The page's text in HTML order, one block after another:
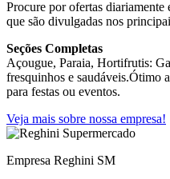
Procure por ofertas diariamente
que são divulgadas nos
Seções Completas
Açougue, Paraia, Hortifrutis:
fresquinhos e saudáveis.Ótimo
para festas ou eventos.
Veja mais sobre nossa empresa!
Empresa Reghini SM